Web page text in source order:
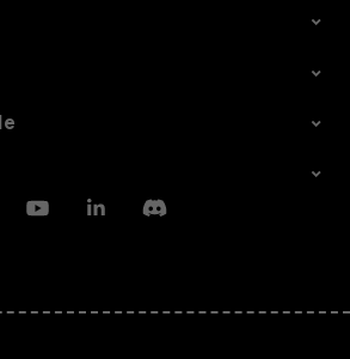
YoutubeLinkedinDiscord